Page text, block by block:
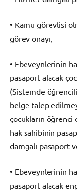
• Kamu görevlisi
görev onayı,
• Ebeveynlerinin
pasaport alacak
(Sistemde
belge talep
çocukların öğrenci
hak sahibinin
damgalı pasaport
• Ebeveynlerinin
pasaport alacak